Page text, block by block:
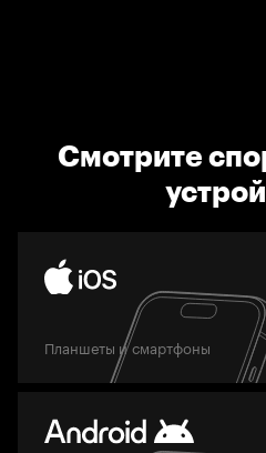
Смотрите
Планшеты и смартфоны